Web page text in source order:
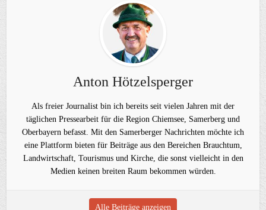
Anton Hötzelsperger
Als freier Journalist bin ich bereits seit vielen Jahren mit der
täglichen Pressearbeit für die Region Chiemsee, Samerberg und
Oberbayern befasst. Mit den Samerberger Nachrichten möchte ich
eine Plattform bieten für Beiträge aus den Bereichen Brauchtum,
Landwirtschaft, Tourismus und Kirche, die sonst vielleicht in den
Medien keinen breiten Raum bekommen würden.
Alle Beiträge anzeigen